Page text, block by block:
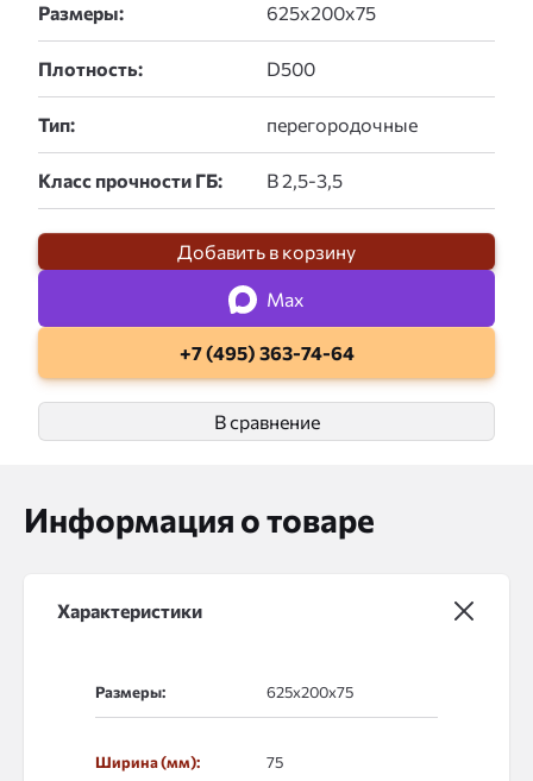
Размеры:
Плотность:
Тип:
Класс прочности ГБ:
Добавить в корзину
Max
+7 (495) 363-74-64
В сравнение
Информация о товаре
Характеристики
Размеры:
Ширина (мм): 75